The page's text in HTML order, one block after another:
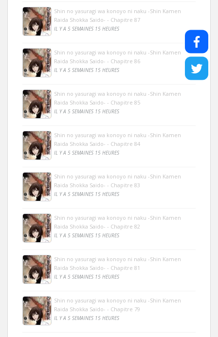
Shin no yasuragi wa konoyo ni naku -Shin Kamen
Raida Shokka Saido- - Chapitre 87
IL Y A 5 SEMAINES 15 HEURES
Shin no yasuragi wa konoyo ni naku -Shin Kamen
Raida Shokka Saido- - Chapitre 86
IL Y A 5 SEMAINES 15 HEURES
Shin no yasuragi wa konoyo ni naku -Shin Kamen
Raida Shokka Saido- - Chapitre 85
IL Y A 5 SEMAINES 15 HEURES
Shin no yasuragi wa konoyo ni naku -Shin Kamen
Raida Shokka Saido- - Chapitre 84
IL Y A 5 SEMAINES 15 HEURES
Shin no yasuragi wa konoyo ni naku -Shin Kamen
Raida Shokka Saido- - Chapitre 83
IL Y A 5 SEMAINES 15 HEURES
Shin no yasuragi wa konoyo ni naku -Shin Kamen
Raida Shokka Saido- - Chapitre 82
IL Y A 5 SEMAINES 15 HEURES
Shin no yasuragi wa konoyo ni naku -Shin Kamen
Raida Shokka Saido- - Chapitre 81
IL Y A 5 SEMAINES 15 HEURES
Shin no yasuragi wa konoyo ni naku -Shin Kamen
Raida Shokka Saido- - Chapitre 79
IL Y A 5 SEMAINES 15 HEURES